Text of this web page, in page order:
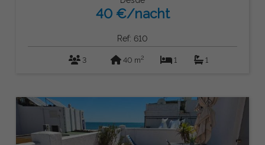
40 €/nacht
Ref: 610
3 40 m2 1 1